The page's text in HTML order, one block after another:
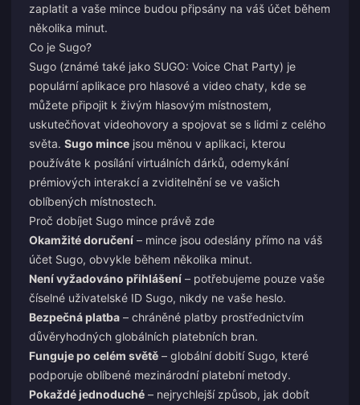
zaplatit a vaše mince budou připsány na váš účet během
několika minut.
Co je Sugo?
Sugo (známé také jako SUGO: Voice Chat Party) je
populární aplikace pro hlasové a video chaty, kde se
můžete připojit k živým hlasovým místnostem,
uskutečňovat videohovory a spojovat se s lidmi z celého
světa. Sugo mince jsou měnou v aplikaci, kterou
používáte k posílání virtuálních dárků, odemykání
prémiových interakcí a zviditelnění se ve vašich
oblíbených místnostech.
Proč dobíjet Sugo mince právě zde
Okamžité doručení – mince jsou odeslány přímo na váš
účet Sugo, obvykle během několika minut.
Není vyžadováno přihlášení – potřebujeme pouze vaše
číselné uživatelské ID Sugo, nikdy ne vaše heslo.
Bezpečná platba – chráněné platby prostřednictvím
důvěryhodných globálních platebních bran.
Funguje po celém světě – globální dobití Sugo, které
podporuje oblíbené mezinárodní platební metody.
Pokaždé jednoduché – nejrychlejší způsob, jak dobít